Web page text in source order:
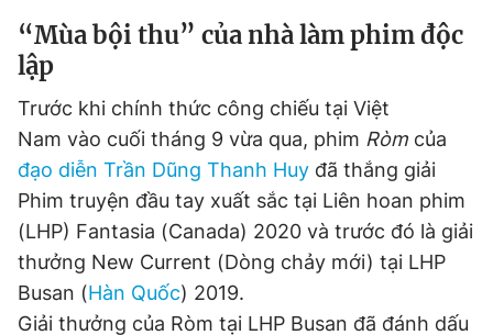
Sản phẩm khác
Tiện ích
Thông tin tòa soạn Liên hệ quảng cáo
Đọc Thanh Niên trên điện thoại
“Mùa bội thu” của nhà làm phim độc
lập
Trước khi chính thức công chiếu tại Việt
Nam vào cuối tháng 9 vừa qua, phim Ròm của
đạo diễn Trần Dũng Thanh Huy đã thắng giải
Phim truyện đầu tay xuất sắc tại Liên hoan phim
(LHP) Fantasia (Canada) 2020 và trước đó là giải
thưởng New Current (Dòng chảy mới) tại LHP
Busan (Hàn Quốc) 2019.
Giải thưởng của Ròm tại LHP Busan đã đánh dấu